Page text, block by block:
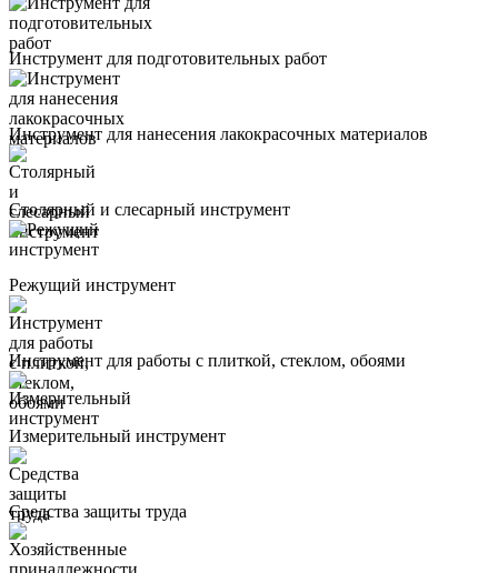
Инструмент для подготовительных работ
Инструмент для нанесения лакокрасочных материалов
Столярный и слесарный инструмент
Режущий инструмент
Инструмент для работы с плиткой, стеклом, обоями
Измерительный инструмент
Средства защиты труда